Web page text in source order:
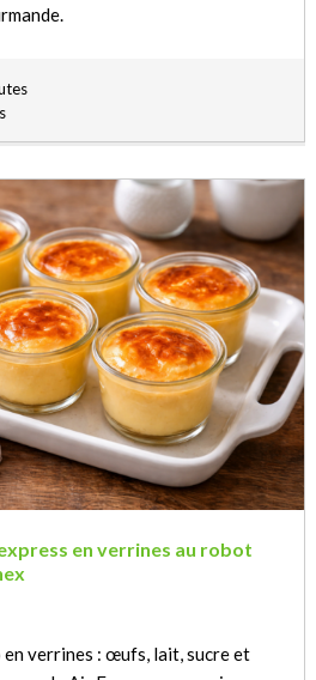
en verrines au robot
verrines : œufs, lait, sucre et